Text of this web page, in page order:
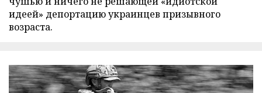
идеей» депортацию украинцев призывного
возраста.